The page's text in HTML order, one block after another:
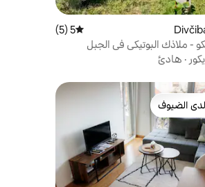
متوسط التقييم 5 من 5، 5 مراجعات
5 (5)
- ملاذك البوتيكي في الجبل
· هادئ
المفضّلة لدى الضيوف
الضيوف